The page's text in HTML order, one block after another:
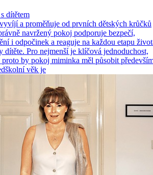
dítětem
a proměňuje od prvních dětských krůčků
navržený pokoj podporuje bezpečí,
i odpočinek a reaguje na každou etapu
dítěte. Pro nejmenší je klíčová jednoduchost,
proto by pokoj miminka měl působit
věk je